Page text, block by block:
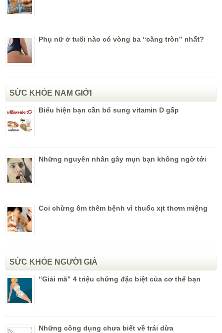
Phụ nữ ở tuổi nào có vòng ba “căng tròn” nhất?
SỨC KHỎE NAM GIỚI
Biểu hiện bạn cần bổ sung vitamin D gấp
Những nguyên nhân gây mụn bạn không ngờ tới
Coi chừng ôm thêm bệnh vì thuốc xịt thơm miệng
SỨC KHỎE NGƯỜI GIÀ
“Giải mã” 4 triệu chứng đặc biệt của cơ thể bạn
Những công dụng chưa biết về trái dừa